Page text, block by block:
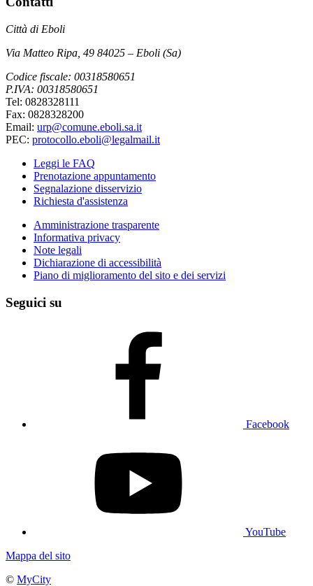
Città di Eboli
Via Matteo Ripa, 49 84025 – Eboli (Sa)
Codice fiscale: 00318580651
P.IVA: 00318580651
Tel: 0828328111
Fax: 0828328200
Email: urp@comune.eboli.sa.it
PEC: protocollo.eboli@legalmail.it
Leggi le FAQ
Prenotazione appuntamento
Segnalazione disservizio
Richiesta d'assistenza
Amministrazione trasparente
Informativa privacy
Note legali
Dichiarazione di accessibilità
Piano di miglioramento del sito e dei servizi
Seguici su
Facebook
YouTube
Mappa del sito
© MyCity